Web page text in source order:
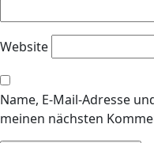
Website
Name, E-Mail-Adresse
meinen nächsten